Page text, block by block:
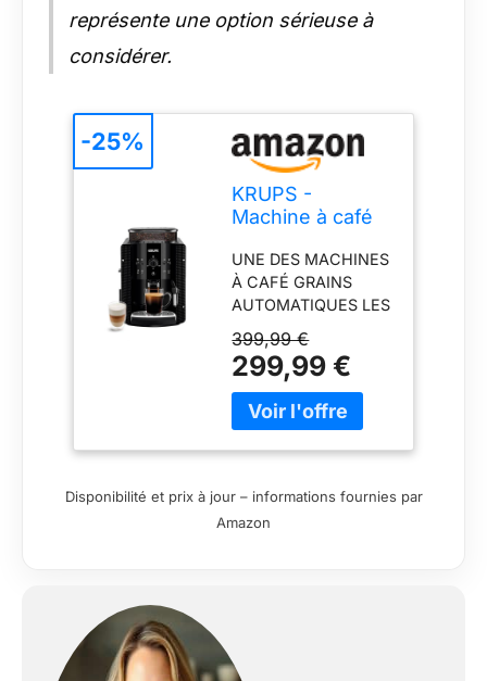
représente une option sérieuse à
considérer.
KRUPS -
Machine à café
Automatique
Essential
Compacte Noire
- 15 bars
UNE DES MACHINES
À CAFÉ GRAINS
AUTOMATIQUES LES
DU MARCHÉ (L 24,5
X P 33 X H 36,5 CM)
: Réservoir d’eau 1,7
L, bac à grains 260 g.
meilleurs arômes de
fraîchement moulus
INTERFACE
399,99 €
299,99 €
-25%
Disponibilité et prix à jour – informations fournies par
Amazon